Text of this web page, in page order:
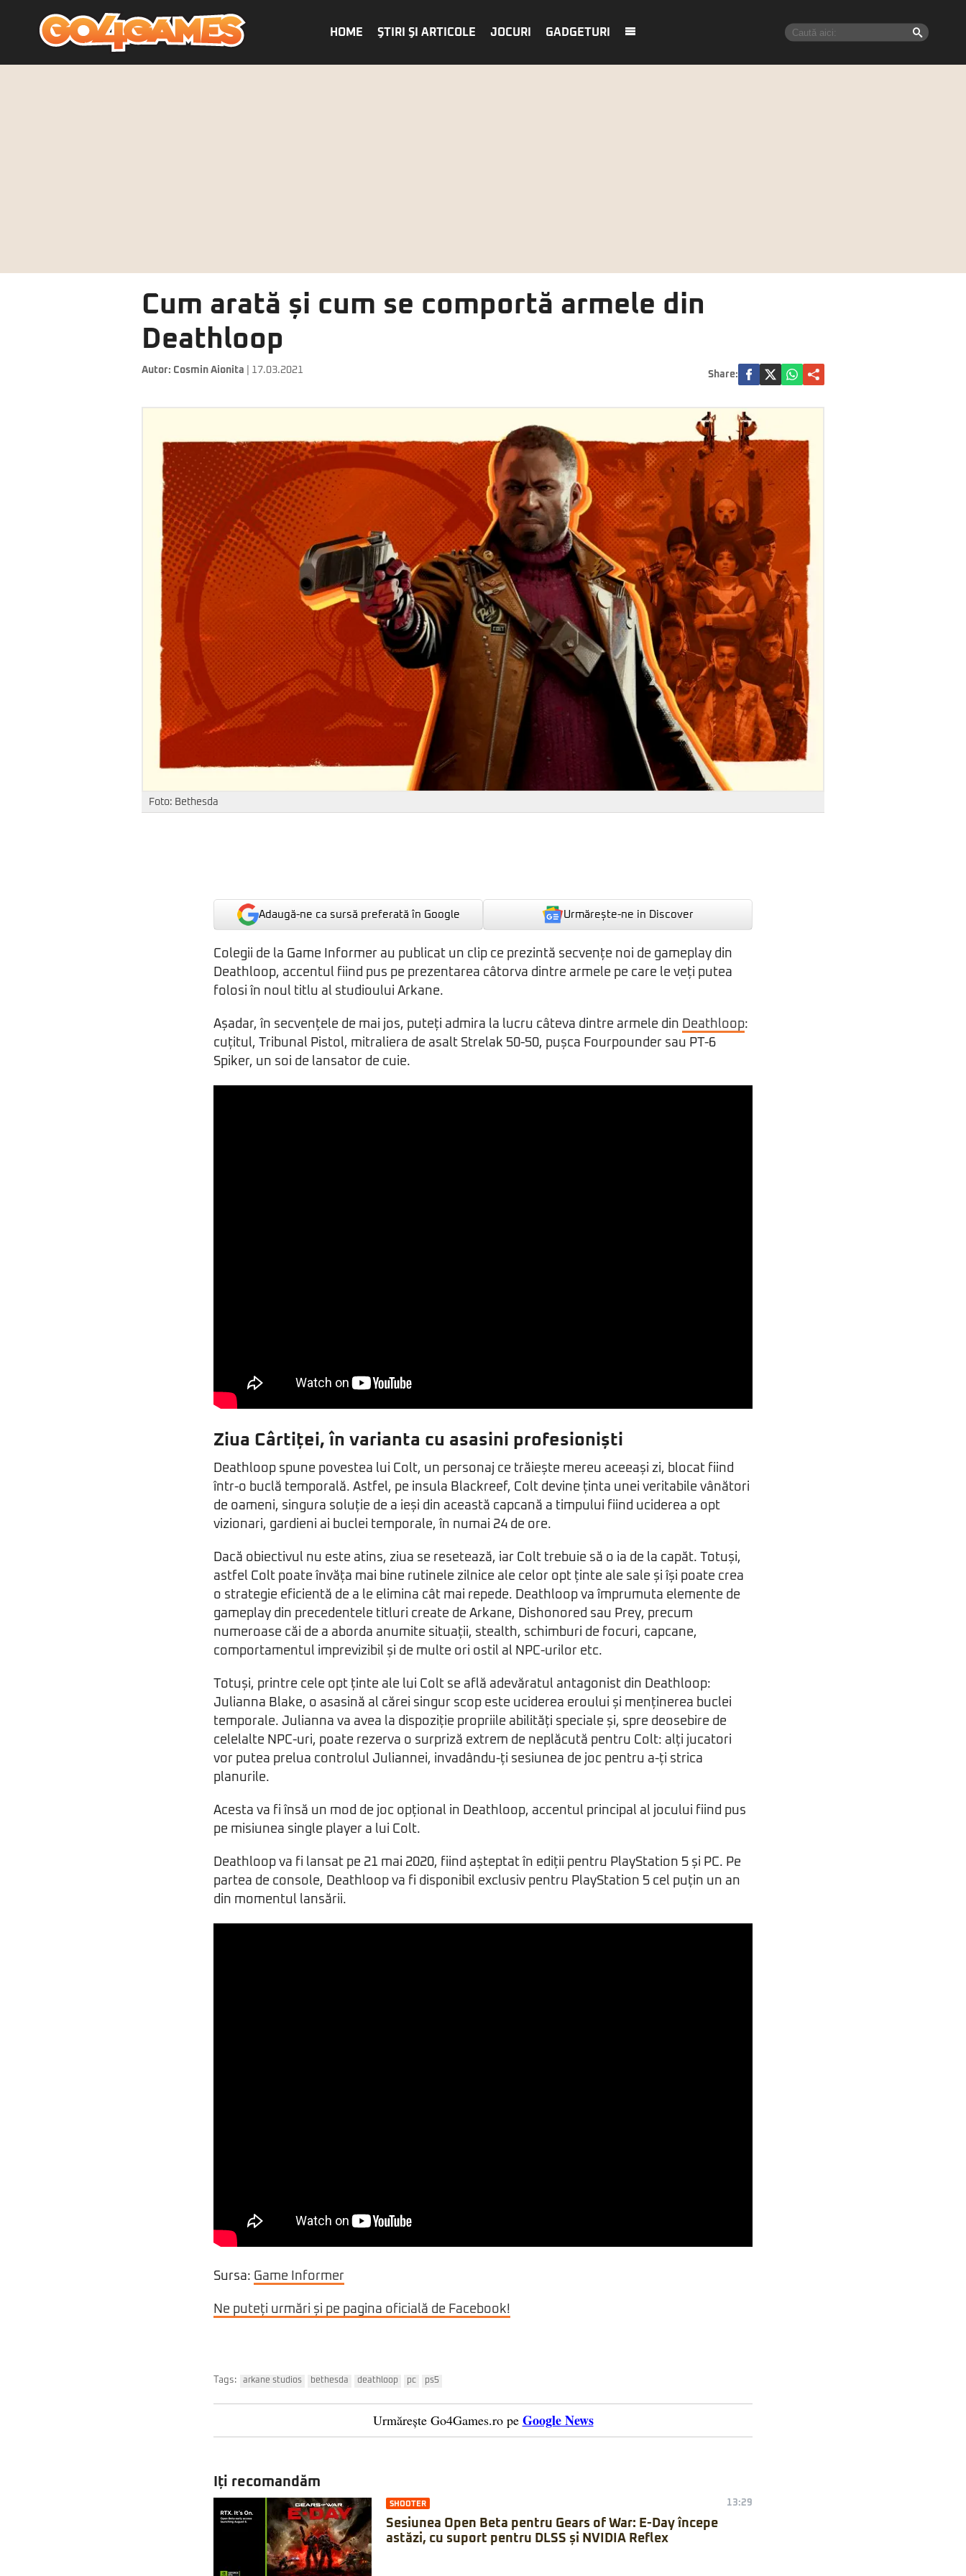
HOME ŞTIRI ŞI ARTICOLE JOCURI GADGETURI
Cum arată și cum se comportă armele din
Deathloop
Autor: Cosmin Aionita | 17.03.2021 Share:
Foto: Bethesda
Adaugă-ne ca sursă preferată în Google Urmărește-ne in Discover
Colegii de la Game Informer au publicat un clip ce prezintă secvențe noi de gameplay din
Deathloop, accentul fiind pus pe prezentarea câtorva dintre armele pe care le veți putea
folosi în noul titlu al studioului Arkane.
Așadar, în secvențele de mai jos, puteți admira la lucru câteva dintre armele din Deathloop:
cuțitul, Tribunal Pistol, mitraliera de asalt Strelak 50-50, pușca Fourpounder sau PT-6
Spiker, un soi de lansator de cuie.
Ziua Cârtiței, în varianta cu asasini profesioniști
Deathloop spune povestea lui Colt, un personaj ce trăiește mereu aceeași zi, blocat fiind
într-o buclă temporală. Astfel, pe insula Blackreef, Colt devine ținta unei veritabile vânători
de oameni, singura soluție de a ieși din această capcană a timpului fiind uciderea a opt
vizionari, gardieni ai buclei temporale, în numai 24 de ore.
Dacă obiectivul nu este atins, ziua se resetează, iar Colt trebuie să o ia de la capăt. Totuși,
astfel Colt poate învăța mai bine rutinele zilnice ale celor opt ținte ale sale și își poate crea
o strategie eficientă de a le elimina cât mai repede. Deathloop va împrumuta elemente de
gameplay din precedentele titluri create de Arkane, Dishonored sau Prey, precum
numeroase căi de a aborda anumite situații, stealth, schimburi de focuri, capcane,
comportamentul imprevizibil și de multe ori ostil al NPC-urilor etc.
Totuși, printre cele opt ținte ale lui Colt se află adevăratul antagonist din Deathloop:
Julianna Blake, o asasină al cărei singur scop este uciderea eroului și menținerea buclei
temporale. Julianna va avea la dispoziție propriile abilități speciale și, spre deosebire de
celelalte NPC-uri, poate rezerva o surpriză extrem de neplăcută pentru Colt: alți jucatori
vor putea prelua controlul Juliannei, invadându-ți sesiunea de joc pentru a-ți strica
planurile.
Acesta va fi însă un mod de joc opțional in Deathloop, accentul principal al jocului fiind pus
pe misiunea single player a lui Colt.
Deathloop va fi lansat pe 21 mai 2020, fiind așteptat în ediții pentru PlayStation 5 și PC. Pe
partea de console, Deathloop va fi disponibil exclusiv pentru PlayStation 5 cel puțin un an
din momentul lansării.
Sursa: Game Informer
Ne puteți urmări și pe pagina oficială de Facebook!
Tags: arkane studios bethesda deathloop pc ps5
Urmărește Go4Games.ro pe Google News
Iți recomandăm
SHOOTER 13:29
Sesiunea Open Beta pentru Gears of War: E-Day începe
astăzi, cu suport pentru DLSS și NVIDIA Reflex